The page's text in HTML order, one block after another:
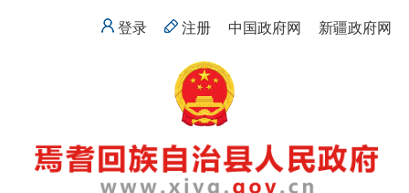
登录 注册 中国政府网 新疆政府网